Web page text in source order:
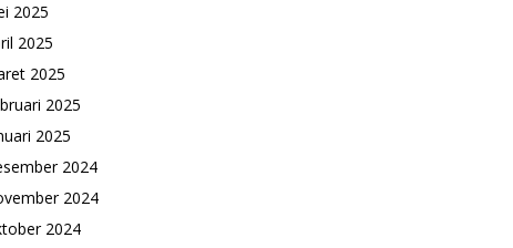
2025
2025
2025
2025
2025
2024
2024
2024